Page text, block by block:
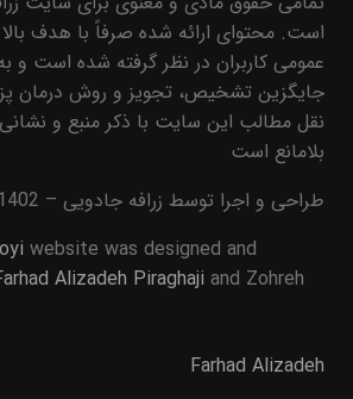
است. محتوای ارائه شده صرفاً با هدف
عمومی کاربران در نظر گرفته شده است و
جایگزین تشخیص، تجویز و روش درمان
نقل مطالب این سایت با ذکر منبع و
بلامانع است
طراحی و اجرا توسط زرافه جادویی – 1402
website was designed and
Alizadeh Piraghaji and Zohreh
Farhad Alizadeh